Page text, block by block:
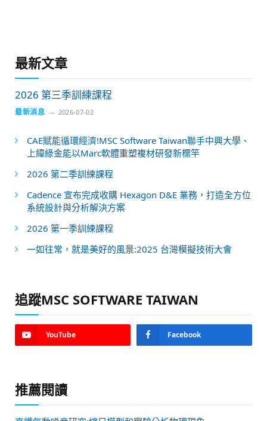
最新文章
2026 第三季訓練課程
最新消息 2026-07-02
CAE賦能循環經濟!MSC Software Taiwan聯手中興大學、
上緯綠金能以Marc軟體重塑複材研發新標竿
2026 第二季訓練課程
Cadence 宣布完成收購 Hexagon D&E 業務，打造全方位
系統設計與分析解決方案
2026 第一季訓練課程
一如往常，就是美好的風景:2025 台灣模擬技術大會
追蹤MSC SOFTWARE TAIWAN
YouTube Facebook
推薦閱讀